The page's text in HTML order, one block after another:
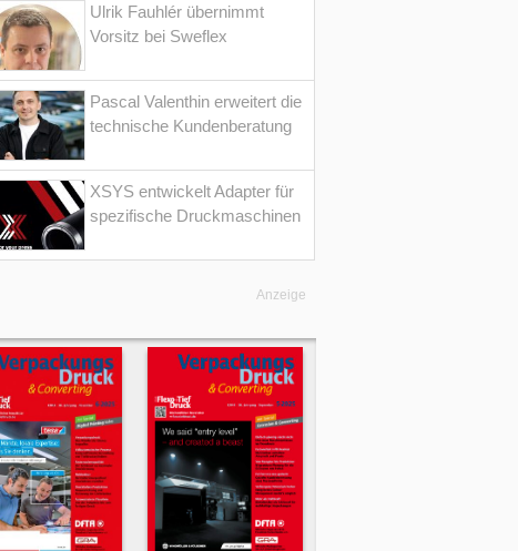
Ulrik Fauhlér übernimmt
Vorsitz bei Sweflex
Pascal Valenthin erweitert die
technische Kundenberatung
XSYS entwickelt Adapter für
spezifische Druckmaschinen
Anzeige